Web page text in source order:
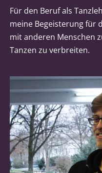
Für den Beruf als
meine Begeisterung für
mit anderen Menschen
Tanzen zu verbreiten.